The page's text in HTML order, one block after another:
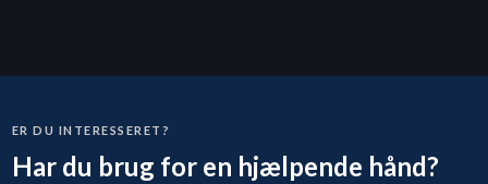
ER DU INTERESSERET?
Har du brug for en hjælpende hånd?